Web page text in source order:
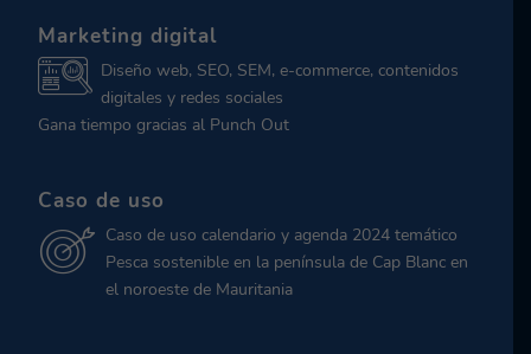
Marketing digital
Diseño web, SEO, SEM, e-commerce, contenidos
digitales y redes sociales
Gana tiempo gracias al Punch Out
Caso de uso
Caso de uso calendario y agenda 2024 temático
Pesca sostenible en la península de Cap Blanc en
el noroeste de Mauritania